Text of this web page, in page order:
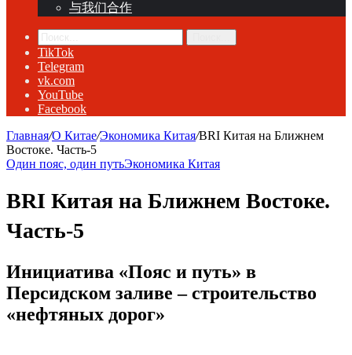
与我们合作
TikTok
Telegram
vk.com
YouTube
Facebook
Главная/О Китае/Экономика Китая/BRI Китая на Ближнем
Востоке. Часть-5
Один пояс, один путьЭкономика Китая
BRI Китая на Ближнем Востоке.
Часть-5
Инициатива «Пояс и путь» в
Персидском заливе – строительство
«нефтяных дорог»